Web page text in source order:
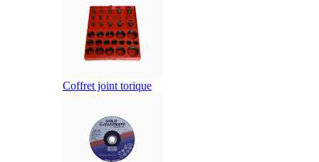
Coffret joint torique